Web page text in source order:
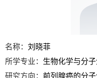
名称：刘晓菲
所学专业： 生物化学与分
研究方向：前列腺癌的分